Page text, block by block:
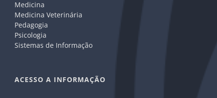
Medicina
Medicina Veterinária
Pedagogia
Psicologia
Sistemas de Informação
ACESSO A INFORMAÇÃO